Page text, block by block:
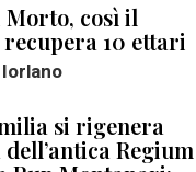
Morto, così il
10 ettari
si rigenera
Regium